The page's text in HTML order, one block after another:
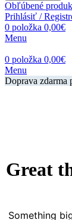
Obľúbené
Prihlásiť /
0 položka 0,00€
Menu
0 položka 0,00€
Menu
Doprava zdarma
Great
Something